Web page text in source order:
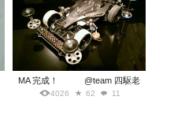
MA 完成！ @team 四駆老
4026 62 11